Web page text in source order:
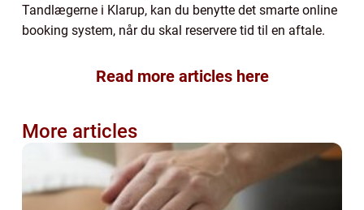
Tandlægerne i Klarup, kan du benytte det smarte online
booking system, når du skal reservere tid til en aftale.
Read more articles here
More articles